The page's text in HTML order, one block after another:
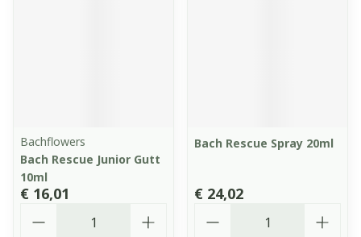
Bachflowers
Bach Rescue Junior Gutt
10ml
€ 16,01
Bach Rescue Spray 20ml
€ 24,02